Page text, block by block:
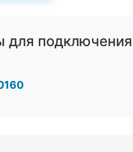
для подключения